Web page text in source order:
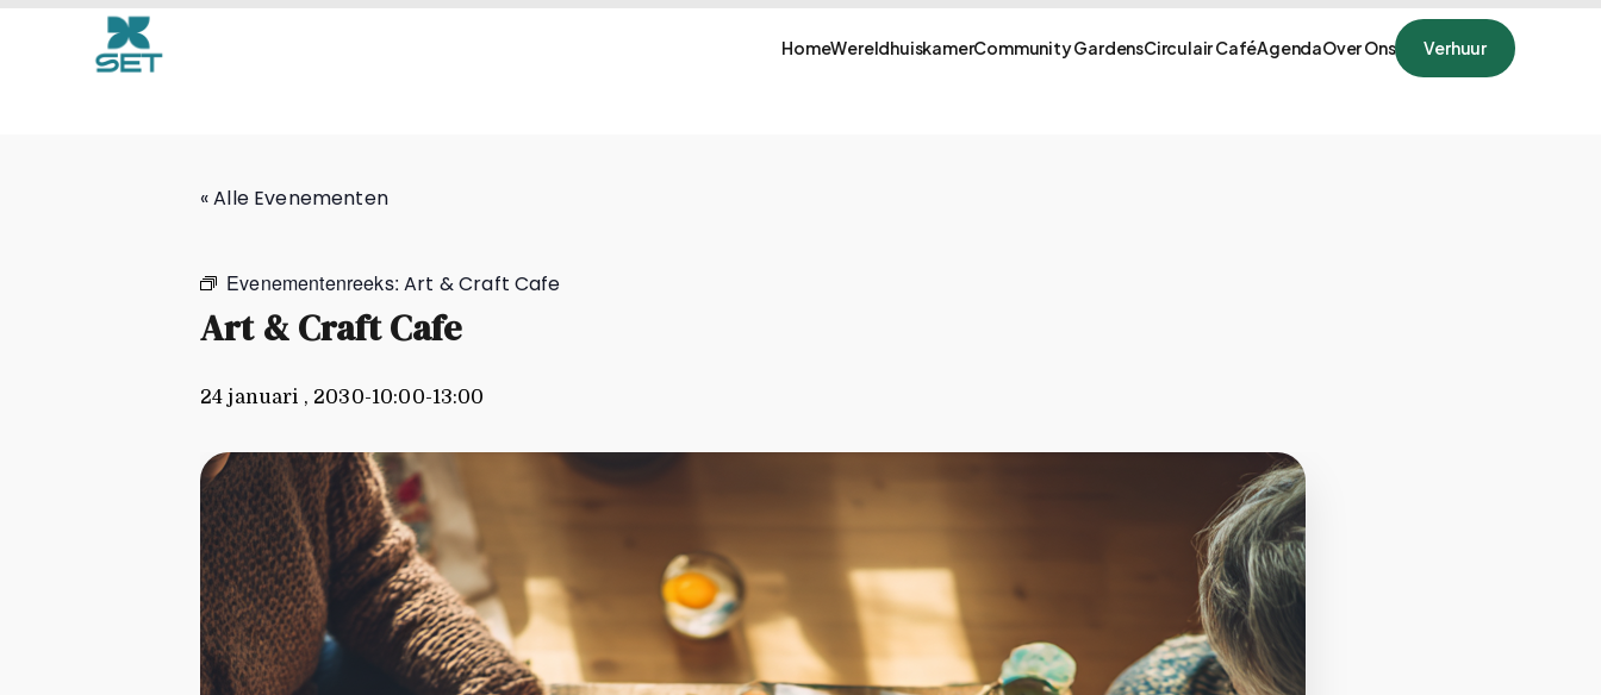
HomeWereldhuiskamerCommunity GardensCirculair CaféAgendaOver Ons Verhuur
Art & Craft Cafe
« Alle Evenementen
Evenementenreeks:Art & Craft Cafe
Art & Craft Cafe
24 januari , 2030-10:00-13:00